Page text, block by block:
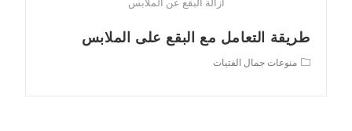
طريقة التعامل مع البقع على الملابس
Postمنوعات جمال الفتيات